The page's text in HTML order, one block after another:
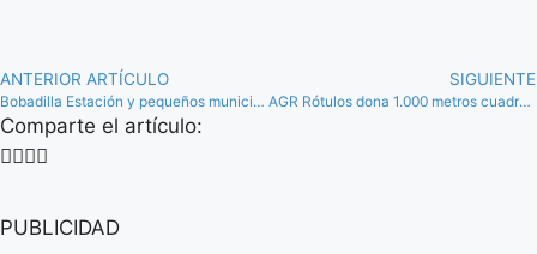
ANTERIOR ARTÍCULO
Bobadilla Estación y pequeños municipios de la comarca, beneficiarios de un plan económico especial
SIGUIENTE
AGR Rótulos dona 1.000 metros cuadrados de pvc para pantallas para sanitarios
Comparte el artículo:
PUBLICIDAD